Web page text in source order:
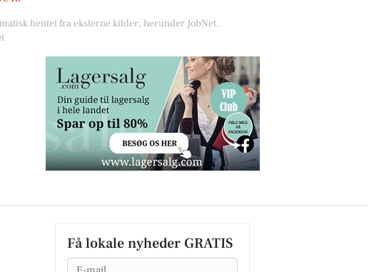
hentet fra eksterne kilder, herunder JobNet.
Få lokale nyheder GRATIS
Email